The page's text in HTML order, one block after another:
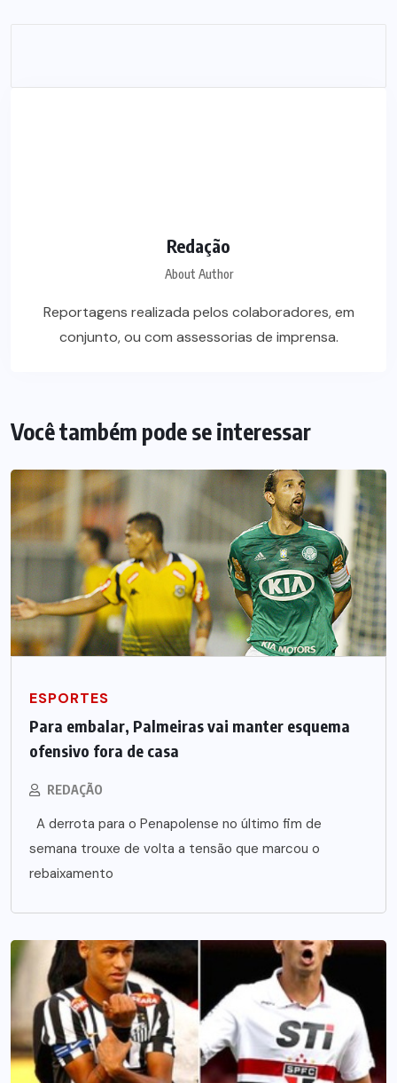
Redação
About Author
Reportagens realizada pelos colaboradores, em
conjunto, ou com assessorias de imprensa.
Você também pode se interessar
ESPORTES
Para embalar, Palmeiras vai manter esquema
ofensivo fora de casa
REDAÇÃO
A derrota para o Penapolense no último fim de
semana trouxe de volta a tensão que marcou o
rebaixamento